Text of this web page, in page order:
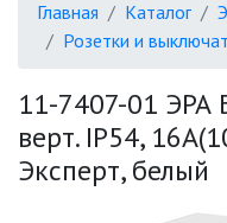
Главная Каталог
Розетки и
11-7407-01 ЭРА
верт. IP54,
Эксперт, белый